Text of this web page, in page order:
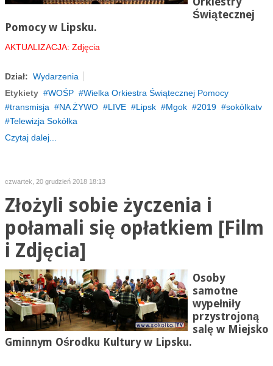
Świątecznej
Pomocy w Lipsku.
AKTUALIZACJA: Zdjęcia
Dział: Wydarzenia
Etykiety
WOŚP
Wielka Orkiestra Świątecznej Pomocy
transmisja
NA ŻYWO LIVE Lipsk Mgok 2019
sokólkatv
Telewizja Sokółka
Czytaj dalej...
czwartek, 20 grudzień 2018 18:13
Złożyli sobie życzenia i
połamali się opłatkiem [Film
i Zdjęcia]
Osoby
samotne
wypełniły
przystrojoną
salę w Miejsko
Gminnym Ośrodku Kultury w Lipsku.